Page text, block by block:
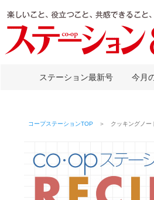
ステーション最新号 今月
コープステーションTOP ＞ クッキングノー